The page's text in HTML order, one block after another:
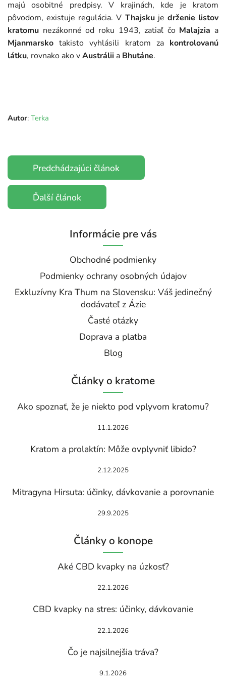
majú osobitné predpisy. V krajinách, kde je kratom
pôvodom, existuje regulácia. V Thajskuje drženie listov
kratomu nezákonné od roku 1943, zatiaľ čo Malajzia a
Mjanmarsko takisto vyhlásili kratom za kontrolovanú
látku, rovnako ako vAustrálii a Bhutáne.
Autor: Terka
Predchádzajúci článok
Ďalší článok
Informácie pre vás
Obchodné podmienky
Podmienky ochrany osobných údajov
Exkluzívny Kra Thum na Slovensku: Váš jedinečný
dodávateľ z Ázie
Časté otázky
Doprava a platba
Blog
Články o kratome
Ako spoznať, že je niekto pod vplyvom kratomu?
11.1.2026
Kratom a prolaktín: Môže ovplyvniť libido?
2.12.2025
Mitragyna Hirsuta: účinky, dávkovanie a porovnanie
29.9.2025
Články o konope
Aké CBD kvapky na úzkosť?
22.1.2026
CBD kvapky na stres: účinky, dávkovanie
22.1.2026
Čo je najsilnejšia tráva?
9.1.2026